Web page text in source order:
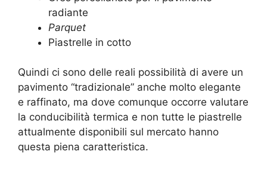
radiante
Parquet
Piastrelle in cotto
Quindi ci sono delle reali possibilità di avere un
pavimento “tradizionale” anche molto elegante
e raffinato, ma dove comunque occorre valutare
la conducibilità termica e non tutte le piastrelle
attualmente disponibili sul mercato hanno
questa piena caratteristica.